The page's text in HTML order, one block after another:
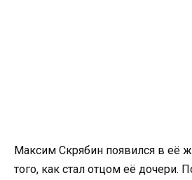
Максим Скрябин появился в её
того, как стал отцом её дочери.